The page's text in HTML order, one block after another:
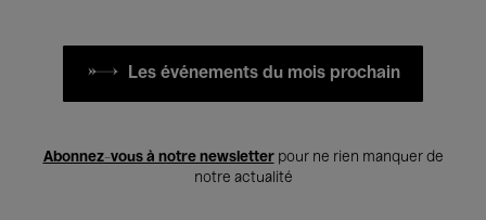
Les événements du mois prochain
Abonnez-vous à notre newsletterpour ne rien manquer de
notre actualité